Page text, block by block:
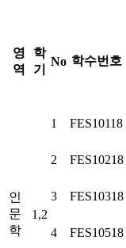
영
역
학
기
No 학수번호
인
문
학
1,2
1 FES10118
2 FES10218
3 FES10318
4 FES10518